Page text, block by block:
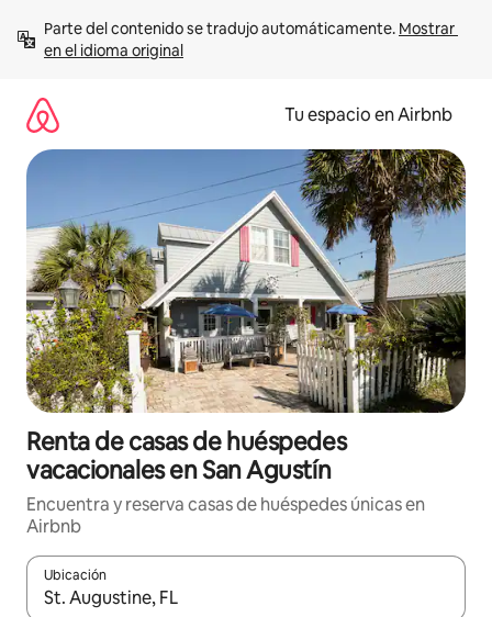
contenido
Parte del contenido se tradujo automáticamente. Mostrar
en el idioma original
Tu espacio en Airbnb
Renta de casas de huéspedes
vacacionales en San Agustín
Encuentra y reserva casas de huéspedes únicas en
Airbnb
Ubicación
Cuando los resultados estén disponibles, podrás navegar